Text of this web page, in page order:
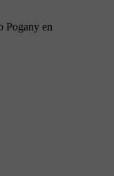
Pogany en